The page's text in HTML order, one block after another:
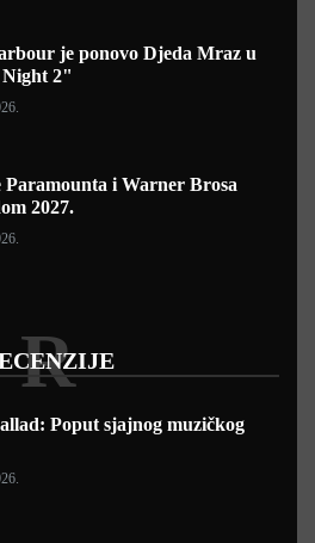
je ponovo Djeda Mraz u
2"
Paramounta i Warner Brosa
2027.
R
Poput sjajnog muzičkog